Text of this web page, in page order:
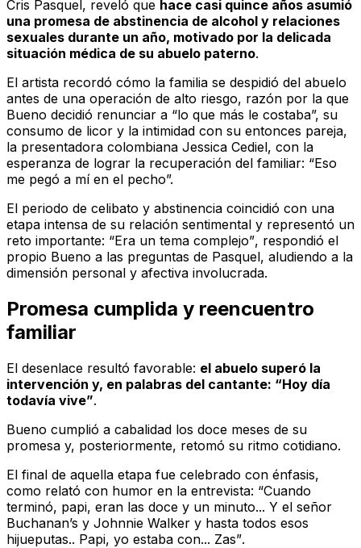
Cris Pasquel, reveló que hace casi quince años asumió
una promesa de abstinencia de alcohol y relaciones
sexuales durante un año, motivado por la delicada
situación médica de su abuelo paterno.
El artista recordó cómo la familia se despidió del abuelo
antes de una operación de alto riesgo, razón por la que
Bueno decidió renunciar a “lo que más le costaba”, su
consumo de licor y la intimidad con su entonces pareja,
la presentadora colombiana Jessica Cediel, con la
esperanza de lograr la recuperación del familiar: “Eso
me pegó a mí en el pecho”.
El periodo de celibato y abstinencia coincidió con una
etapa intensa de su relación sentimental y representó un
reto importante: “Era un tema complejo”, respondió el
propio Bueno a las preguntas de Pasquel, aludiendo a la
dimensión personal y afectiva involucrada.
Promesa cumplida y reencuentro
familiar
El desenlace resultó favorable: el abuelo superó la
intervención y, en palabras del cantante: “Hoy día
todavía vive”.
Bueno cumplió a cabalidad los doce meses de su
promesa y, posteriormente, retomó su ritmo cotidiano.
El final de aquella etapa fue celebrado con énfasis,
como relató con humor en la entrevista: “Cuando
terminó, papi, eran las doce y un minuto... Y el señor
Buchanan’s y Johnnie Walker y hasta todos esos
hijueputas.. Papi, yo estaba con... Zas”.